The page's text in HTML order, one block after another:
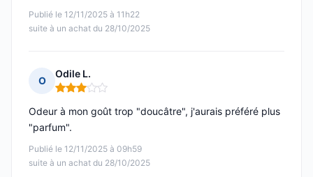
Publié le 12/11/2025 à 11h22
suite à un achat du 28/10/2025
O
Odile L.
Note : 3 sur 5
Publié le 12/11/2025 à 09h59
suite à un achat du 28/10/2025
Odeur à mon goût trop "doucâtre", j'aurais préféré plus
"parfum".